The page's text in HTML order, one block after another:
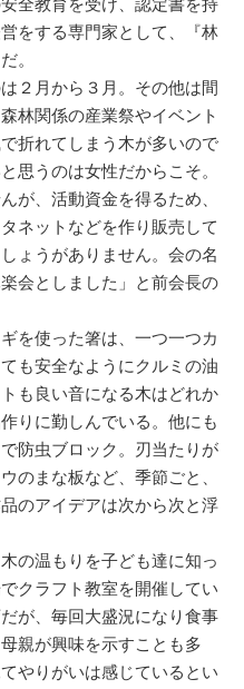
全教育を受け、認定書を持
をする専門家として、『林
。
２月から３月。その他は間
林関係の産業祭やイベント
折れてしまう木が多いので
思うのは女性だからこそ。
が、活動資金を得るため、
ネットなどを作り販売して
ょうがありません。会の名
会としました」と前会長の
を使った箸は、一つ一つカ
も安全なようにクルミの油
も良い音になる木はどれか
りに勤しんでいる。他にも
防虫ブロック。刃当たりが
のまな板など、季節ごと、
のアイデアは次から次と浮
の温もりを子ども達に知っ
クラフト教室を開催してい
が、毎回大盛況になり食事
親が興味を示すことも多
やりがいは感じているとい